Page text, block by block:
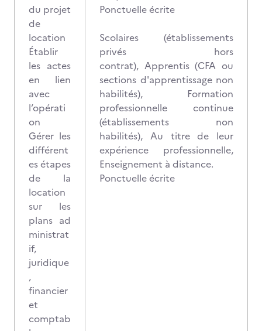
du projet
de
location
Établir
les actes
en lien
avec
l’opérati
on
Gérer les
différent
es étapes
de la
location
sur les
plans ad
ministrat
if,
juridique
,
financier
et
comptab
Ponctuelle écrite
Scolaires (établissements
privés hors
contrat), Apprentis (CFA ou
sections d'apprentissage non
habilités), Formation
professionnelle continue
(établissements non
habilités), Au titre de leur
expérience professionnelle,
Enseignement à distance.
Ponctuelle écrite